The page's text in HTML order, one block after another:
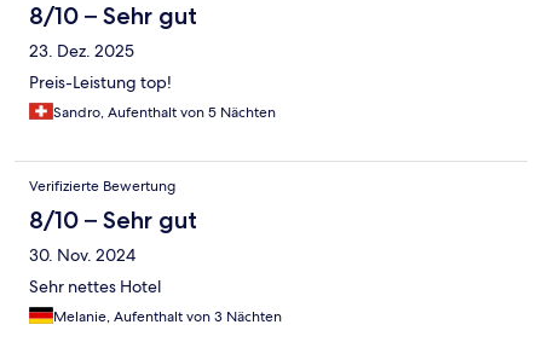
8/10 – Sehr gut
23. Dez. 2025
Preis-Leistung top!
Sandro, Aufenthalt von 5 Nächten
Verifizierte Bewertung
8/10 – Sehr gut
30. Nov. 2024
Sehr nettes Hotel
Melanie, Aufenthalt von 3 Nächten